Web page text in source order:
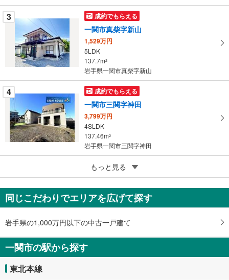
に
保
3 成約でもらえる
一関市真柴字新山
1,529万円
5LDK
137.7m2
岩手県一関市真柴字新山
4 成約でもらえる
一関市三関字神田
3,799万円
4SLDK
137.46m2
岩手県一関市三関字神田
成約でもらえる
一関市萩荘字西黒沢
1,649万円
5LDK
岩手県一関市萩荘字西黒沢
もっと見る
同じこだわりでエリアを広げて探す
岩手県の1,000万円以下の中古一戸建て
一関市の駅から探す
東北本線